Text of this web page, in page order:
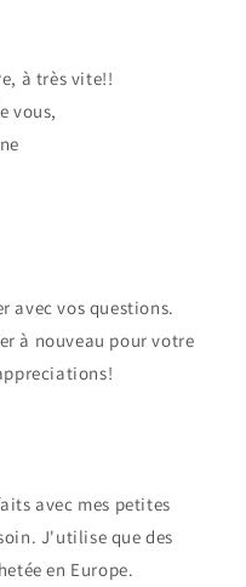
à très vite!!
vous,
avec vos questions.
à nouveau pour votre
avec mes petites
J'utilise que des
en Europe.